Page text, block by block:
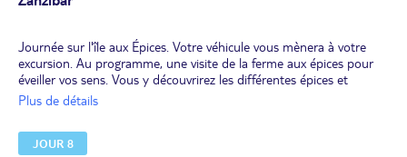
Journée sur l'île aux Épices. Votre véhicule vous mènera à votre
excursion. Au programme, une visite de la ferme aux épices pour
éveiller vos sens. Vous y découvrirez les différentes épices et
plantes de l’île, leurs saveurs et leurs usages…
complète, en option et avec supplément (nous consulter).
Nuit à l'hôtel.
Plus de détails
JOUR 8